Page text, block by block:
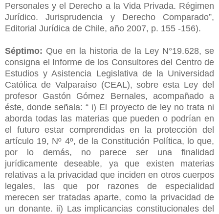
Personales y el Derecho a la Vida Privada. Régimen
Jurídico. Jurisprudencia y Derecho Comparado”,
Editorial Jurídica de Chile, año 2007, p. 155 -156).
Séptimo: Que en la historia de la Ley N°19.628, se
consigna el Informe de los Consultores del Centro de
Estudios y Asistencia Legislativa de la Universidad
Católica de Valparaíso (CEAL), sobre esta Ley del
profesor Gastón Gómez Bernales, acompañado a
éste, donde señala: “ i) El proyecto de ley no trata ni
aborda todas las materias que pueden o podrían en
el futuro estar comprendidas en la protección del
artículo 19, Nº 4º, de la Constitución Política, lo que,
por lo demás, no parece ser una finalidad
jurídicamente deseable, ya que existen materias
relativas a la privacidad que inciden en otros cuerpos
legales, las que por razones de especialidad
merecen ser tratadas aparte, como la privacidad de
un donante. ii) Las implicancias constitucionales del